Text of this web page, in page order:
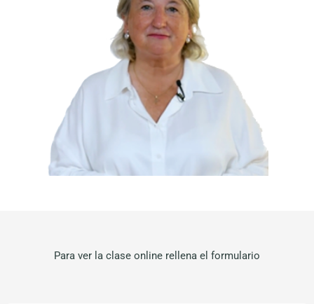
Para ver la clase online rellena el formulario